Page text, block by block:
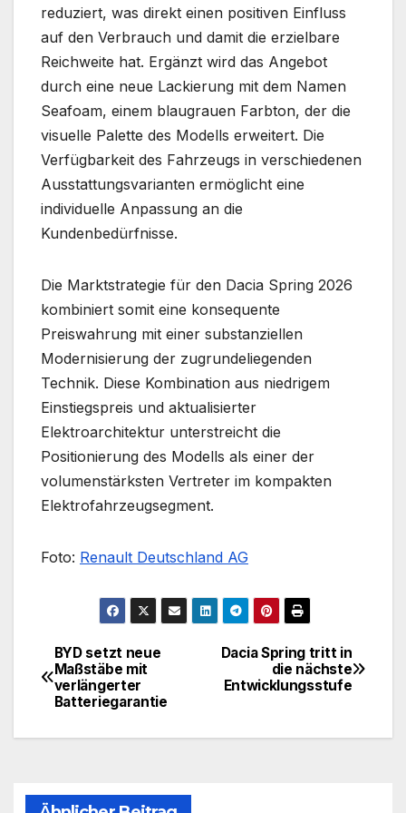
reduziert, was direkt einen positiven Einfluss
auf den Verbrauch und damit die erzielbare
Reichweite hat. Ergänzt wird das Angebot
durch eine neue Lackierung mit dem Namen
Seafoam, einem blaugrauen Farbton, der die
visuelle Palette des Modells erweitert. Die
Verfügbarkeit des Fahrzeugs in verschiedenen
Ausstattungsvarianten ermöglicht eine
individuelle Anpassung an die
Kundenbedürfnisse.
Die Marktstrategie für den Dacia Spring 2026
kombiniert somit eine konsequente
Preiswahrung mit einer substanziellen
Modernisierung der zugrundeliegenden
Technik. Diese Kombination aus niedrigem
Einstiegspreis und aktualisierter
Elektroarchitektur unterstreicht die
Positionierung des Modells als einer der
volumenstärksten Vertreter im kompakten
Elektrofahrzeugsegment.
Foto: Renault Deutschland AG
Beitragsnavigation
Dacia Spring tritt in
die nächste
Entwicklungsstufe
BYD setzt neue
Maßstäbe mit
verlängerter
Batteriegarantie